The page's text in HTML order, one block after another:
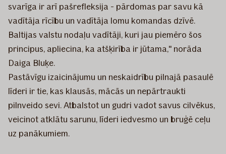
svarīga ir arī pašrefleksija - pārdomas par savu kā
vadītāja rīcību un vadītāja lomu komandas dzīvē.
Baltijas valstu nodaļu vadītāji, kuri jau piemēro šos
principus, apliecina, ka atšķirība ir jūtama," norāda
Daiga Bluķe.
Pastāvīgu izaicinājumu un neskaidrību pilnajā pasaulē
līderi ir tie, kas klausās, mācās un nepārtraukti
pilnveido sevi. Atbalstot un gudri vadot savus cilvēkus,
veicinot atklātu sarunu, līderi iedvesmo un bruģē ceļu
uz panākumiem.